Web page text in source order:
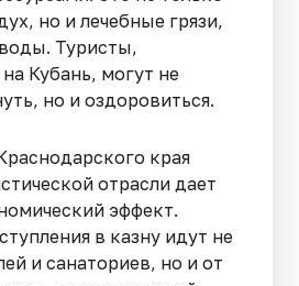
но и лечебные грязи,
Туристы,
Кубань, могут не
но и оздоровиться.
края
отрасли дает
эффект.
в казну идут не
и санаториев, но и от